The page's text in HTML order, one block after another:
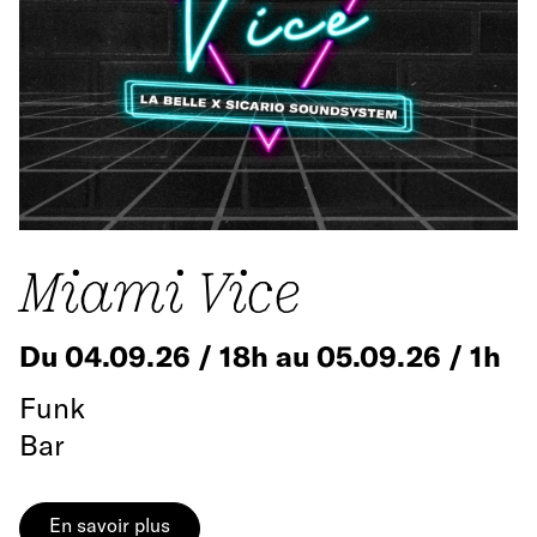
Miami Vice
Du 04.09.26 / 18h au 05.09.26 / 1h
Funk
Bar
En savoir plus